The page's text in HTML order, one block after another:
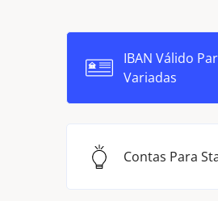
IBAN Válido
Variadas
Contas Para